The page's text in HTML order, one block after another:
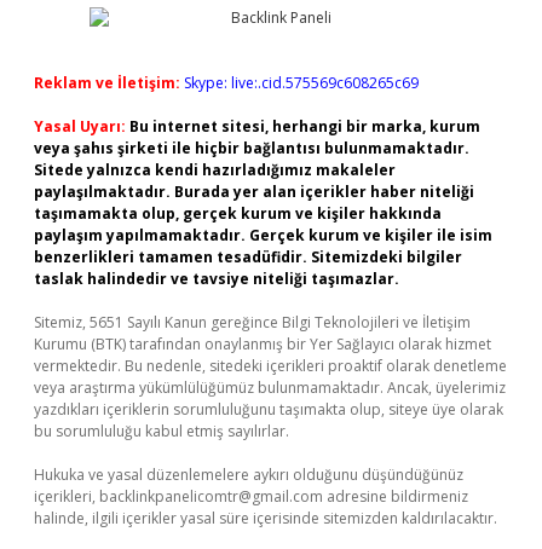
Reklam ve İletişim: Skype: live:.cid.575569c608265c69
Yasal Uyarı: Bu internet sitesi, herhangi bir marka, kurum
veya şahıs şirketi ile hiçbir bağlantısı bulunmamaktadır.
Sitede yalnızca kendi hazırladığımız makaleler
paylaşılmaktadır. Burada yer alan içerikler haber niteliği
taşımamakta olup, gerçek kurum ve kişiler hakkında
paylaşım yapılmamaktadır. Gerçek kurum ve kişiler ile isim
benzerlikleri tamamen tesadüfidir. Sitemizdeki bilgiler
taslak halindedir ve tavsiye niteliği taşımazlar.
Sitemiz, 5651 Sayılı Kanun gereğince Bilgi Teknolojileri ve İletişim
Kurumu (BTK) tarafından onaylanmış bir Yer Sağlayıcı olarak hizmet
vermektedir. Bu nedenle, sitedeki içerikleri proaktif olarak denetleme
veya araştırma yükümlülüğümüz bulunmamaktadır. Ancak, üyelerimiz
yazdıkları içeriklerin sorumluluğunu taşımakta olup, siteye üye olarak
bu sorumluluğu kabul etmiş sayılırlar.
Hukuka ve yasal düzenlemelere aykırı olduğunu düşündüğünüz
içerikleri, backlinkpanelicomtr@gmail.com adresine bildirmeniz
halinde, ilgili içerikler yasal süre içerisinde sitemizden kaldırılacaktır.